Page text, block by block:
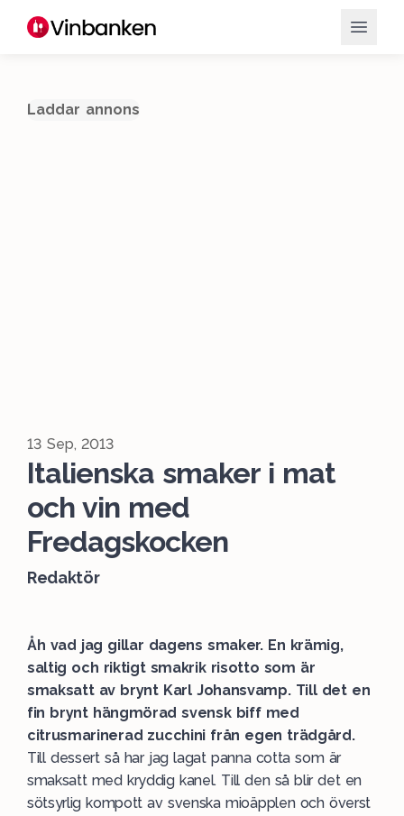
Laddar annons
13 Sep, 2013
Italienska smaker i mat
och vin med
Fredagskocken
Redaktör
Åh vad jag gillar dagens smaker. En krämig,
saltig och riktigt smakrik risotto som är
smaksatt av brynt Karl Johansvamp. Till det en
fin brynt hängmörad svensk biff med
citrusmarinerad zucchini från egen trädgård.
Till dessert så har jag lagat panna cotta som är
smaksatt med kryddig kanel. Till den så blir det en
sötsyrlig kompott av svenska mioäpplen och överst